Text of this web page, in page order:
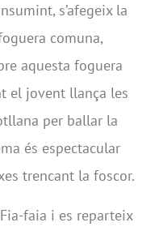
s’afegeix la
comuna,
aquesta foguera
el jovent llança les
per ballar la
és espectacular
trencant la foscor.
faia i es reparteix